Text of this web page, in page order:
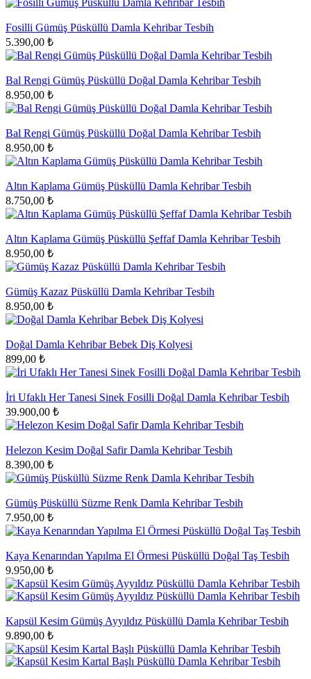
Fosilli Gümüş Püsküllü Damla Kehribar Tesbih
5.390,00 ₺
Bal Rengi Gümüş Püsküllü Doğal Damla Kehribar Tesbih
8.950,00 ₺
Bal Rengi Gümüş Püsküllü Doğal Damla Kehribar Tesbih
8.950,00 ₺
Altın Kaplama Gümüş Püsküllü Damla Kehribar Tesbih
8.750,00 ₺
Altın Kaplama Gümüş Püsküllü Şeffaf Damla Kehribar Tesbih
8.950,00 ₺
Gümüş Kazaz Püsküllü Damla Kehribar Tesbih
8.950,00 ₺
Doğal Damla Kehribar Bebek Diş Kolyesi
899,00 ₺
İri Ufaklı Her Tanesi Sinek Fosilli Doğal Damla Kehribar Tesbih
39.900,00 ₺
Helezon Kesim Doğal Safir Damla Kehribar Tesbih
8.390,00 ₺
Gümüş Püsküllü Süzme Renk Damla Kehribar Tesbih
7.950,00 ₺
Kaya Kenarından Yapılma El Örmesi Püsküllü Doğal Taş Tesbih
9.950,00 ₺
Kapsül Kesim Gümüş Ayyıldız Püsküllü Damla Kehribar Tesbih
9.890,00 ₺